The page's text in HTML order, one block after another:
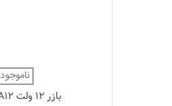
ناموجود
بازر 12 ولت TMB12A12